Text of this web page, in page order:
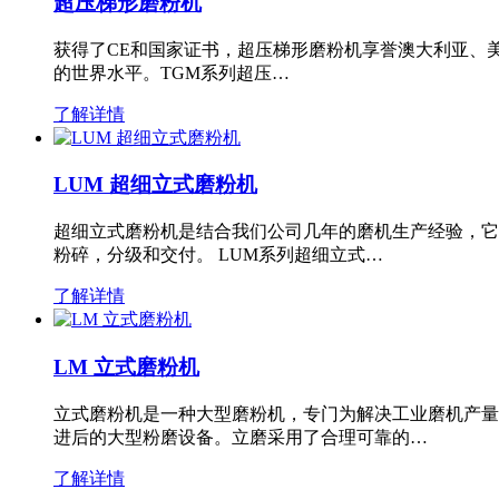
获得了CE和国家证书，超压梯形磨粉机享誉澳大利亚
的世界水平。TGM系列超压…
了解详情
LUM 超细立式磨粉机
超细立式磨粉机是结合我们公司几年的磨机生产经验，
粉碎，分级和交付。 LUM系列超细立式…
了解详情
LM 立式磨粉机
立式磨粉机是一种大型磨粉机，专门为解决工业磨机产
进后的大型粉磨设备。立磨采用了合理可靠的…
了解详情